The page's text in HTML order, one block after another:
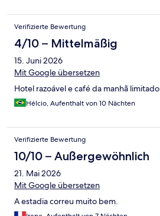
Verifizierte Bewertung
4/10 – Mittelmäßig
15. Juni 2026
Mit Google übersetzen
Hotel razoável e café da manhã limitado
Hélcio, Aufenthalt von 10 Nächten
Verifizierte Bewertung
10/10 – Außergewöhnlich
21. Mai 2026
Mit Google übersetzen
A estadia correu muito bem.